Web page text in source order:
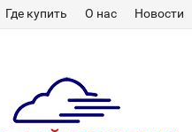
Где купить О нас Новости